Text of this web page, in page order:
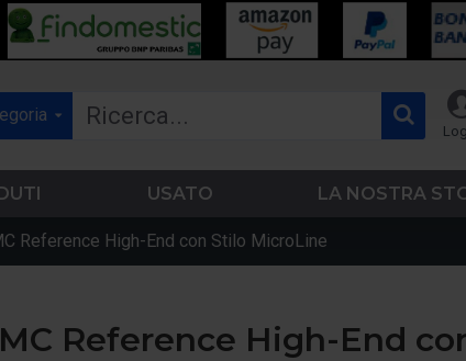
USATO LA NOSTRA
Reference High-End con Stilo MicroLine
Reference High-End